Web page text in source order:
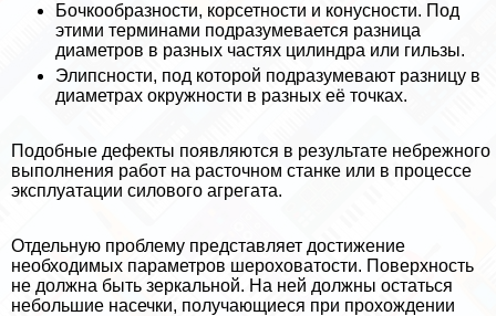
Бочкообразности, корсетности и конусности. Под
этими терминами подразумевается разница
диаметров в разных частях цилиндра или гильзы.
Элипсности, под которой подразумевают разницу в
диаметрах окружности в разных её точках.
Подобные дефекты появляются в результате небрежного
выполнения работ на расточном станке или в процессе
эксплуатации силового агрегата.
Отдельную проблему представляет достижение
необходимых параметров шероховатости. Поверхность
не должна быть зеркальной. На ней должны остаться
небольшие насечки, получающиеся при прохождении